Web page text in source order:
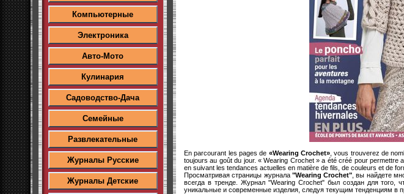
Компьютерные
Электроника
Авто-Мото
Кулинария
Садоводство-Дача
Семейные
Развлекательные
Журналы Русские
Журналы Детские
En parcourant les pages de «Wearing Crochet» , vous trouverez de
toujours au goût du jour. « Wearing Crochet » a été créé pour
en suivant les tendances actuelles en matière de fils, de couleurs et de
Просматривая страницы журнала "Wearing Crochet" , вы найдете
всегда в тренде. Журнал "Wearing Crochet" был создан для того,
уникальные и современные изделия, следуя текущим тенденциям в